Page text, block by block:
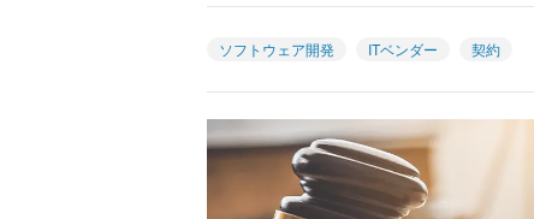
ソフトウェア開発 ITベンダー 契約